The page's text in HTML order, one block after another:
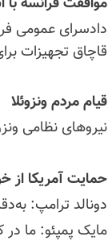
دادسرای عمومی
قاچاق تجهیزات
قیام مردم ونزوئلا
نیروهای نظامی
حمایت آمریکا از
دونالد ترامپ:
مایک پمپئو: ما در